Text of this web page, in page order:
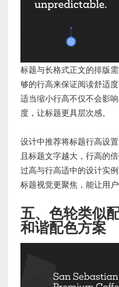
标题与长格式正文的排版
够的行高来保证阅读舒适
适当缩小行高不仅不会影
度，让标题更具层次感。
设计中推荐将标题行高设
且标题文字越大，行高的
过高与行高适中的设计实
标题视觉更聚焦，能让用户
五、色轮类似
和谐配色方案